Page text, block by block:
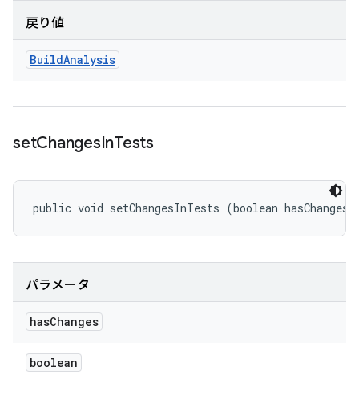
戻り値
BuildAnalysis
setChangesInTests
public void setChangesInTests (boolean hasChanges)
パラメータ
hasChanges
boolean